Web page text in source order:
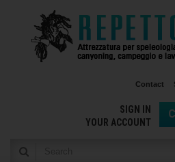
Contact
SIGN IN
YOUR ACCOUNT